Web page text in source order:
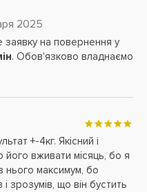
2025
заявку на повернення у
. Обов'язково владнаємо
+-4кг. Якісний і
вживати місяць, бо я
нього максимум, бо
зрозумів, що він бустить